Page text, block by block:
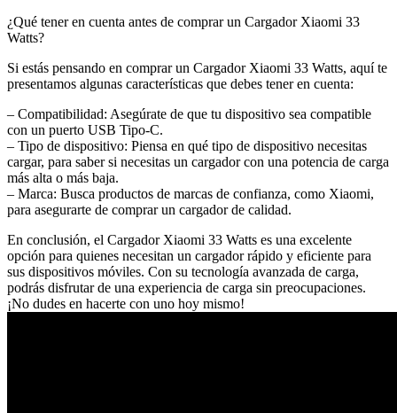
¿Qué tener en cuenta antes de comprar un Cargador Xiaomi 33
Watts?
Si estás pensando en comprar un Cargador Xiaomi 33 Watts, aquí te
presentamos algunas características que debes tener en cuenta:
– Compatibilidad: Asegúrate de que tu dispositivo sea compatible
con un puerto USB Tipo-C.
– Tipo de dispositivo: Piensa en qué tipo de dispositivo necesitas
cargar, para saber si necesitas un cargador con una potencia de carga
más alta o más baja.
– Marca: Busca productos de marcas de confianza, como Xiaomi,
para asegurarte de comprar un cargador de calidad.
En conclusión, el Cargador Xiaomi 33 Watts es una excelente
opción para quienes necesitan un cargador rápido y eficiente para
sus dispositivos móviles. Con su tecnología avanzada de carga,
podrás disfrutar de una experiencia de carga sin preocupaciones.
¡No dudes en hacerte con uno hoy mismo!